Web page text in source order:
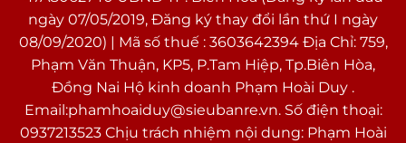
ngày 07/05/2019, Đăng ký thay đổi lần thứ I ngày
08/09/2020) | Mã số thuế : 3603642394 Địa Chỉ: 759,
Phạm Văn Thuận, KP5, P.Tam Hiệp, Tp.Biên Hòa,
Đồng Nai Hộ kinh doanh Phạm Hoài Duy .
Email:phamhoaiduy@sieubanre.vn. Số điện thoại:
0937213523 Chịu trách nhiệm nội dung: Phạm Hoài